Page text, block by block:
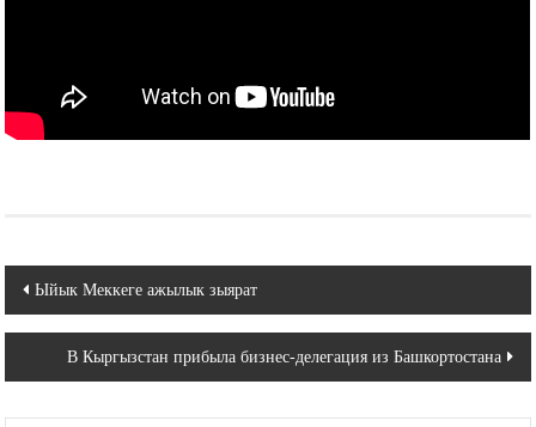
Навигация
по
записям
Ыйык Меккеге ажылык зыярат
В Кыргызстан прибыла бизнес-делегация из Башкортостана